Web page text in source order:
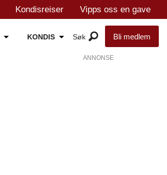
Kondisreiser Vipps oss en gave
KONDIS Bli medlem
ANNONSE